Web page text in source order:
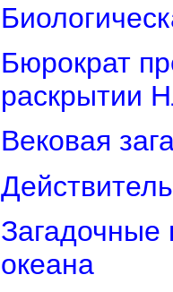
Бюрократ
раскрытии
Вековая
Загадочные
океана